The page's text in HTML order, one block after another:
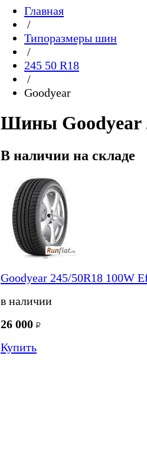
Главная
/
Типоразмеры шин
/
245 50 R18
/
Goodyear
Шины Goodyear
В наличии на складе
Goodyear 245/50R18 100W
в наличии
26 000
Купить